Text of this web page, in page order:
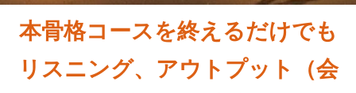
本骨格コースを終えるだけでも
リスニング、アウトプット（会